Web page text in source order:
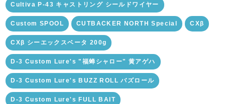
Cultiva P-43 キャストリング シールドワイヤー
Custom SPOOL CUTBACKER NORTH Special CXβ
CXβ シーエックスベータ 200g
D-3 Custom Lure's "福蝉シャロー" 黄アゲハ
D-3 Custom Lure's BUZZ ROLL バズロール
D-3 Custom Lure's FULL BAIT